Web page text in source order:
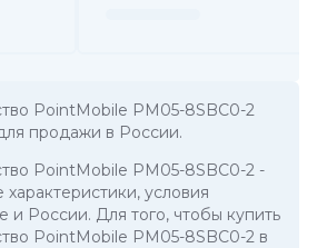
PointMobile PM05-8SBC0-2
продажи в России.
PointMobile PM05-8SBC0-2 -
условия
и России. Для того, чтобы купить
PointMobile PM05-8SBC0-2 в